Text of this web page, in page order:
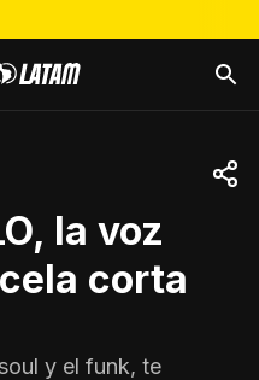
la voz
corta
y el funk, te